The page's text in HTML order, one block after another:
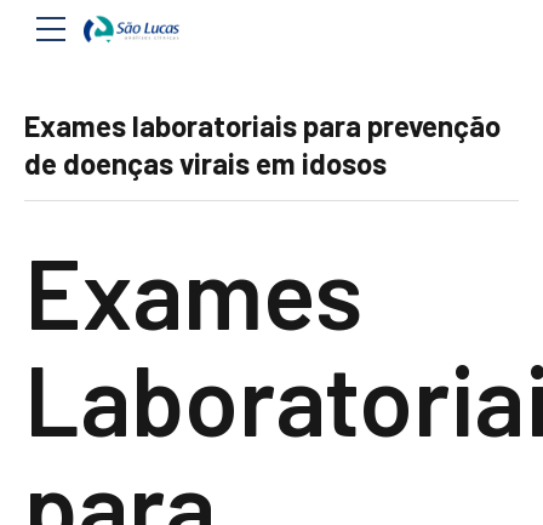
Exames laboratoriais para prevenção
de doenças virais em idosos
Exames